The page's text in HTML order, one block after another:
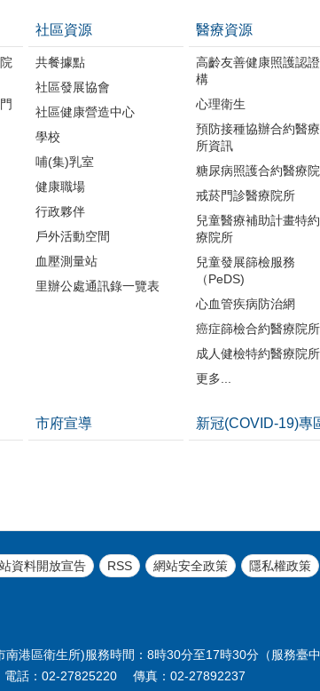
社區資源
共餐據點
社區發展協會
社區健康營造中心
學校
哺(集)乳室
健康職場
行政夥伴
戶外活動空間
血壓測量站
里辦公處通訊錄一覽表
醫療資源
高齡友善健康照護認
構
心理衛生
預防接種協辦合約醫
所資訊
糖尿病照護合約醫療
戒菸門診醫療院所
兒童醫療補助計畫特
療院所
兒童發展篩檢服務
（PeDS)
心血管疾病防治網
癌症篩檢合約醫療院所
成人健檢特約醫療院所
更多...
市府宣導 新冠(COVID-19)專
資料開放宣告 RSS 網站安全政策 隱私權政策
港區衛生所)服務時間：8時30分至17時30分（服務臺中
電話：02-27825220 傳真：02-27892237